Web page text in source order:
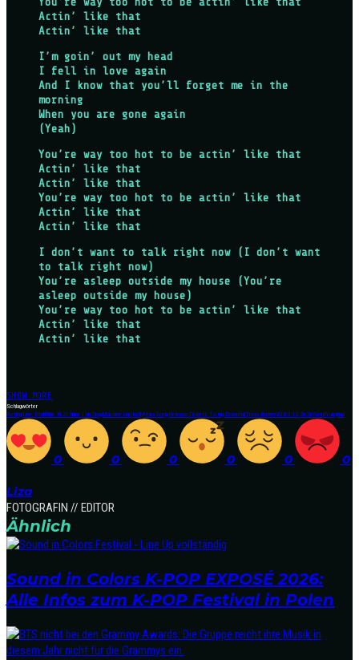
Actin’ like that
Actin’ like that
I’m goin’ out my head
I fell in love again
And I know that you’ll forget me in the
morning
When you are gone again
(Yeah)
You’re way too hot to be actin’ like that
Actin’ like that
Actin’ like that
You’re way too hot to be actin’ like that
Actin’ like that
Actin’ like that
I don’t want to talk right now (I don’t want
to talk right now)
You’re asleep outside my house (You’re
asleep outside my house)
You’re way too hot to be actin’ like that
Actin’ like that
Actin’ like that
SHOW MORE
Schlagwörter
Acting Like ThatBlink 182I think I´m OkayMachine Gun KellyMarsSong ReleaseTickets To my DownfallTravis BarkerVÖ 02.12.2020WeirdYungblud
0 0 0 0 0 0
Liza
FOTOGRAFIN // EDITOR
Ähnlich
Sound in Colors K-POP EXPOSÉ 2026:
Alle Infos zum K-POP Festival in Polen